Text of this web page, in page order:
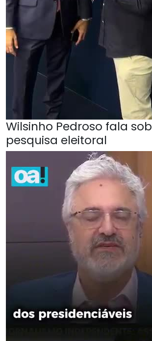
Wilsinho Pedroso fala
pesquisa eleitoral